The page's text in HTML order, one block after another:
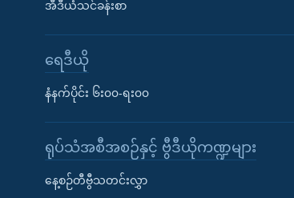
အီဒီယံသင်ခန်းစာ
ရေဒီယို
နံနက်ပိုင်း ၆း၀၀-ရး၀၀
ရုပ်သံအစီအစဉ်နှင့် ဗွီဒီယိုကဏ္ဍများ
နေ့စဉ်တီဗွီသတင်းလွှာ